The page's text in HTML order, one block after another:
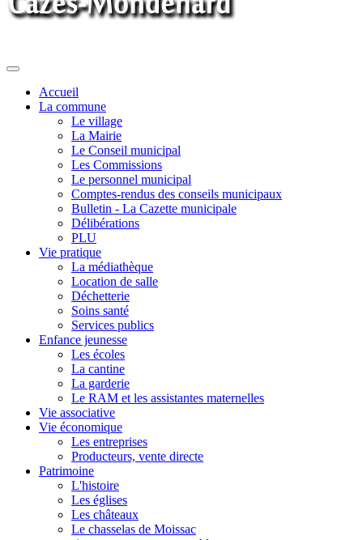
Toggle
navigationAccueil
La commune
Le village
La Mairie
Le Conseil municipal
Les Commissions
Le personnel municipal
Comptes-rendus des conseils municipaux
Bulletin - La Cazette municipale
Délibérations
PLU
Vie pratique
La médiathèque
Location de salle
Déchetterie
Soins santé
Services publics
Enfance jeunesse
Les écoles
La cantine
La garderie
Le RAM et les assistantes maternelles
Vie associative
Vie économique
Les entreprises
Producteurs, vente directe
Patrimoine
L'histoire
Les églises
Les châteaux
Le chasselas de Moissac